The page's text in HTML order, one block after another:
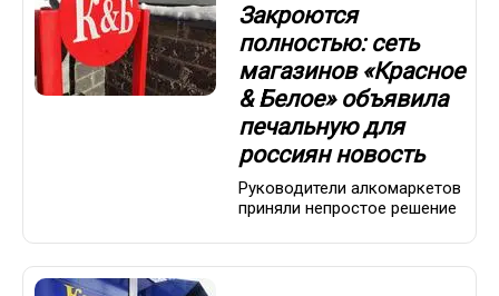
Закроются
полностью: сеть
магазинов «Красное
& Белое» объявила
печальную для
россиян новость
Руководители алкомаркетов
приняли непростое решение